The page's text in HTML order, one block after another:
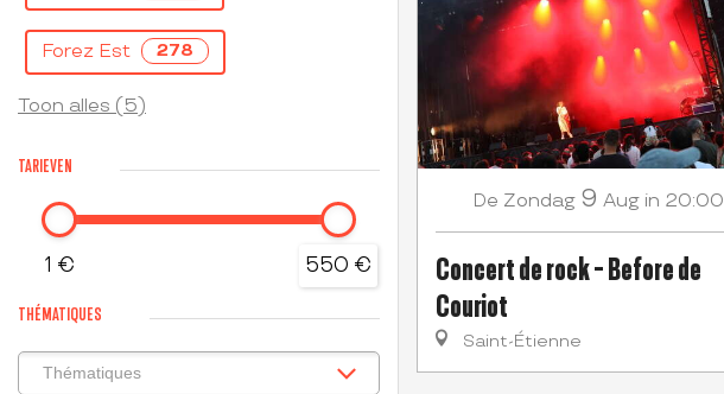
Forez Est 278
Toon alles (5)
TARIEVEN
1 € 550 €
THÉMATIQUES
De Zondag 9 Aug in 20:00
Concert de rock - Before de
Couriot
Saint-Étienne